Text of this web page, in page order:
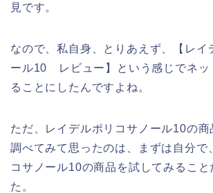
見です。
なので、私自身、とりあえず、【レイ
ール10 レビュー】という感じでネッ
ることにしたんですよね。
ただ、レイデルポリコサノール10の商
調べてみて思ったのは、まずは自分で
コサノール10の商品を試してみること
た。